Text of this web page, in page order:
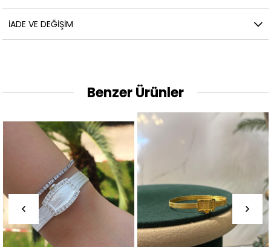
İADE VE DEĞIŞIM
Benzer Ürünler